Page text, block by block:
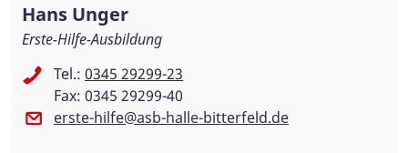
Hans Unger
Erste-Hilfe-Ausbildung
Tel.: 0345 29299-23
Fax: 0345 29299-40
erste-hilfe@asb-halle-bitterfeld.de